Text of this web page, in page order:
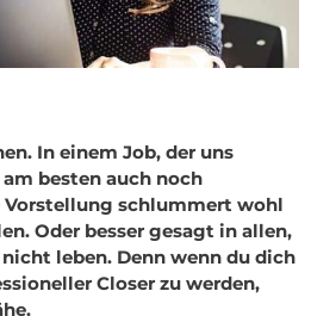
In einem Job, der uns
besten auch noch
Vorstellung schlummert wohl
Oder besser gesagt in allen,
leben. Denn wenn du dich
Closer zu werden,